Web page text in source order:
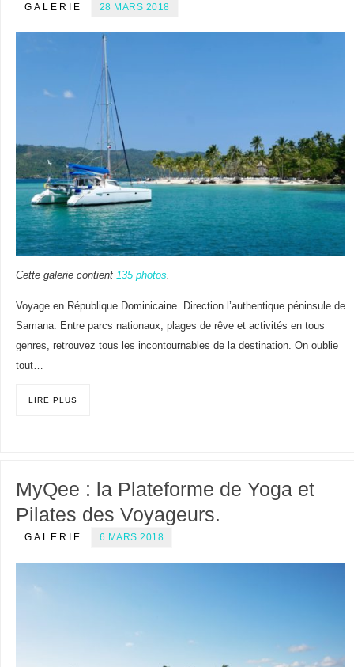
GALERIE 28 MARS 2018
Cette galerie contient 135 photos.
Voyage en République Dominicaine. Direction l’authentique péninsule de
Samana. Entre parcs nationaux, plages de rêve et activités en tous
genres, retrouvez tous les incontournables de la destination. On oublie
tout…
LIRE PLUS
MyQee : la Plateforme de Yoga et
Pilates des Voyageurs.
GALERIE 6 MARS 2018